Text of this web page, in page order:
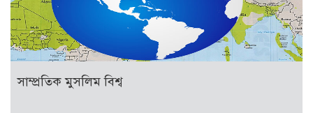
সাম্প্রতিক মুসলিম বিশ্ব